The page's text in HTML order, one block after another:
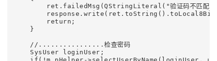
ret.failedMsg(QStringLiteral("验证码不匹配
        return;
    }
    //................检查密码
    SysUser loginUser;